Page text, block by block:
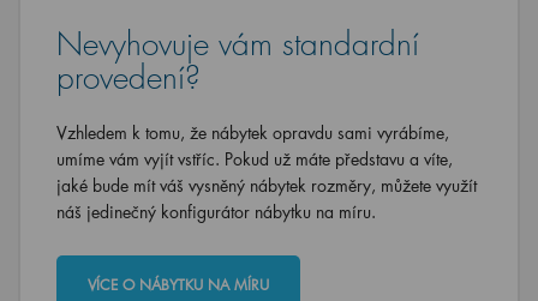
Nevyhovuje vám standardní
provedení?
Vzhledem k tomu, že nábytek opravdu sami vyrábíme,
umíme vám vyjít vstříc. Pokud už máte představu a víte,
jaké bude mít váš vysněný nábytek rozměry, můžete využít
náš jedinečný konfigurátor nábytku na míru.
VÍCE O NÁBYTKU NA MÍRU